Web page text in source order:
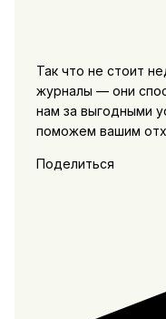
Так что не стоит
журналы — они
нам за выгодными
поможем вашим
Поделиться